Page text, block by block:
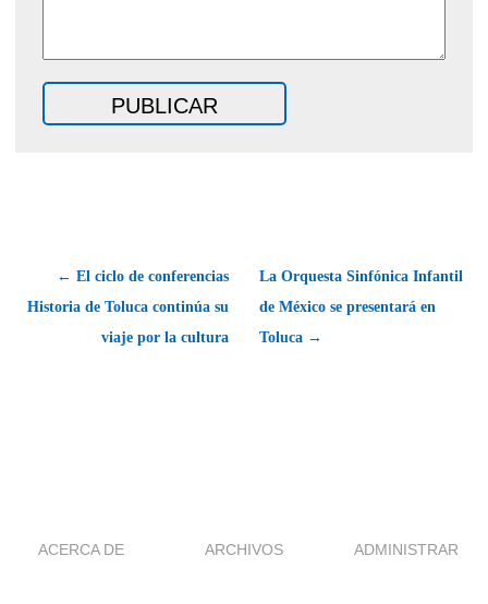
← El ciclo de conferencias
Historia de Toluca continúa su
viaje por la cultura
La Orquesta Sinfónica Infantil
de México se presentará en
Toluca →
ACERCA DE ARCHIVOS ADMINISTRAR